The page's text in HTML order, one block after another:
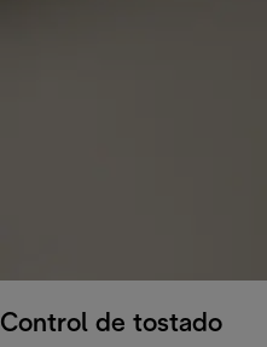
Control de tostado